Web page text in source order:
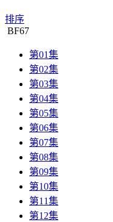
排序
BF67
第01集
第02集
第03集
第04集
第05集
第06集
第07集
第08集
第09集
第10集
第11集
第12集